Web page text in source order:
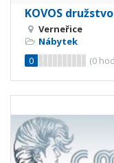
KOVOS
Verneřice
Nábytek
0
(0